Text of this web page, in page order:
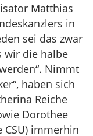
Matthias
in
sei das zwar
wir die halbe
Nimmt
haben sich
Reiche
Dorothee
CSU) immerhin